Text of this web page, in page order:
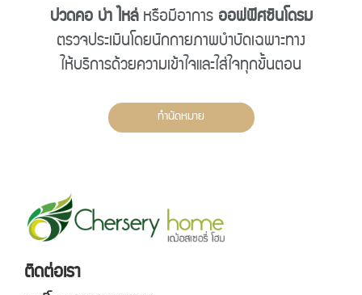
ปวดคอ บ่า ไหล่หรือมีอาการ ออฟฟิศซินโดรม
ตรวจประเมินโดยนักกายภาพบำบัดเฉพาะทาง
ให้บริการด้วยความเข้าใจและใส่ใจทุกขั้นตอน
ทำนัดหมาย
ติดต่อเรา